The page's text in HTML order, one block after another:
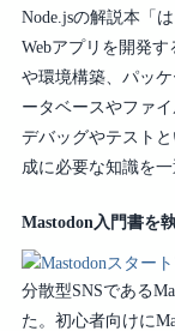
Node.jsの解説本「
Webアプリを開発
や環境構築、パッ
ータベースやファイ
デバッグやテスト
成に必要な知識を
Mastodon入門書を
分散型SNSである
た。初心者向けに